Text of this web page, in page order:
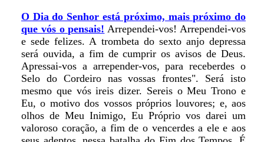
O Dia do Senhor está próximo, mais próximo do
que vós o pensais! Arrependei-vos! Arrependei-vos
e sede felizes. A trombeta do sexto anjo depressa
será ouvida, a fim de cumprir os avisos de Deus.
Apressai-vos a arrepender-vos, para receberdes o
Selo do Cordeiro nas vossas frontes". Será isto
mesmo que vós ireis dizer. Sereis o Meu Trono e
Eu, o motivo dos vossos próprios louvores; e, aos
olhos de Meu Inimigo, Eu Próprio vos darei um
valoroso coração, a fim de o vencerdes a ele e aos